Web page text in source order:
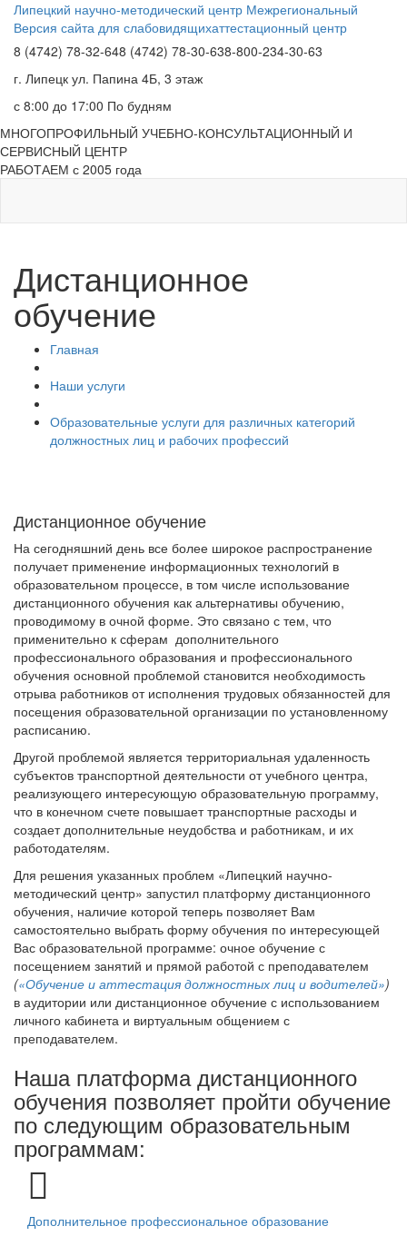
Липецкий научно-методический центр Межрегиональный
аттестационный центр
Версия сайта для слабовидящих
8 (4742) 78-32-648 (4742) 78-30-638-800-234-30-63
г. Липецк ул. Папина 4Б, 3 этаж
с 8:00 до 17:00 По будням
МНОГОПРОФИЛЬНЫЙ УЧЕБНО-КОНСУЛЬТАЦИОННЫЙ И
СЕРВИСНЫЙ ЦЕНТР
РАБОТАЕМ с 2005 года
Дистанционное
обучение
Главная
Наши услуги
Образовательные услуги для различных категорий
должностных лиц и рабочих профессий
Дистанционное обучение
На сегодняшний день все более широкое распространение
получает применение информационных технологий в
образовательном процессе, в том числе использование
дистанционного обучения как альтернативы обучению,
проводимому в очной форме. Это связано с тем, что
применительно к сферам дополнительного
профессионального образования и профессионального
обучения основной проблемой становится необходимость
отрыва работников от исполнения трудовых обязанностей для
посещения образовательной организации по установленному
расписанию.
Другой проблемой является территориальная удаленность
субъектов транспортной деятельности от учебного центра,
реализующего интересующую образовательную программу,
что в конечном счете повышает транспортные расходы и
создает дополнительные неудобства и работникам, и их
работодателям.
Для решения указанных проблем «Липецкий научно-
методический центр» запустил платформу дистанционного
обучения, наличие которой теперь позволяет Вам
самостоятельно выбрать форму обучения по интересующей
Вас образовательной программе: очное обучение с
посещением занятий и прямой работой с преподавателем
(«Обучение и аттестация должностных лиц и водителей»)
в аудитории или дистанционное обучение с использованием
личного кабинета и виртуальным общением с
преподавателем.
Наша платформа дистанционного
обучения позволяет пройти обучение
по следующим образовательным
программам:
Дополнительное профессиональное образование